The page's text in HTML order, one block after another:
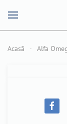
Acasă Alfa